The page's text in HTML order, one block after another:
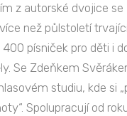
z autorské dvojice se
než půlstoletí
písniček pro děti i
Se Zdeňkem
studiu, kde si
Spolupracují od